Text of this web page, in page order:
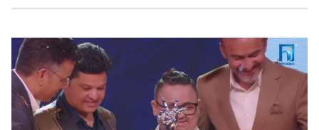
सुचनाहरु
स्वास्थ्य
भिडियो